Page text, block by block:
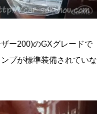
ー200)のGXグレードで
プが標準装備されていな